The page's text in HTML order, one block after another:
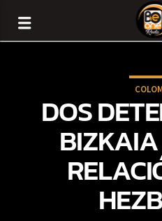
DOS